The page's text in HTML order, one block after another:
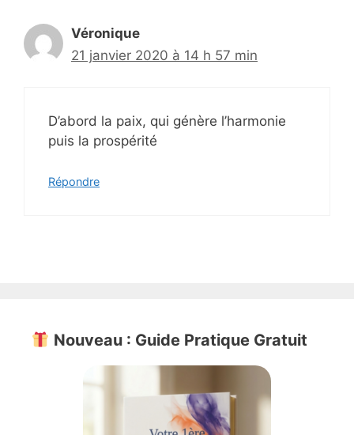
Véronique
21 janvier 2020 à 14 h 57 min
D’abord la paix, qui génère l’harmonie
puis la prospérité
Répondre
Nouveau : Guide Pratique Gratuit